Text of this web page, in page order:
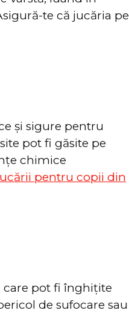
te că jucăria pe
și sigure pentru
pot fi găsite pe
chimice
pentru copii din
care pot fi înghițite
de sufocare sau